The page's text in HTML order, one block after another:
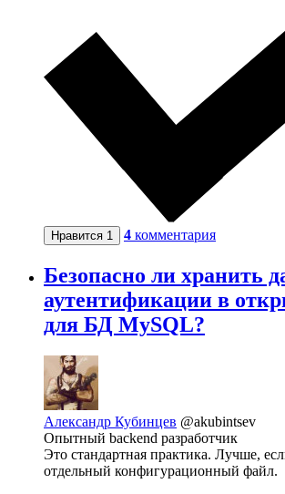
Нравится 1 4 комментария
Безопасно ли хранить
аутентификации в
для БД MySQL?
Александр Кубинцев @akubintsev
Опытный backend разработчик
Это стандартная практика. Лучше,
отдельный конфигурационный файл.